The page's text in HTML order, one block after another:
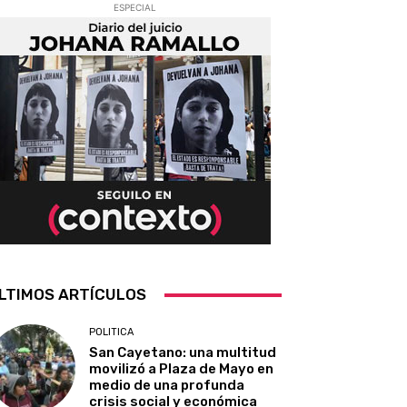
ESPECIAL
ARTÍCULOS
POLITICA
San Cayetano: una multitud
movilizó a Plaza de Mayo en
medio de una profunda
crisis social y económica